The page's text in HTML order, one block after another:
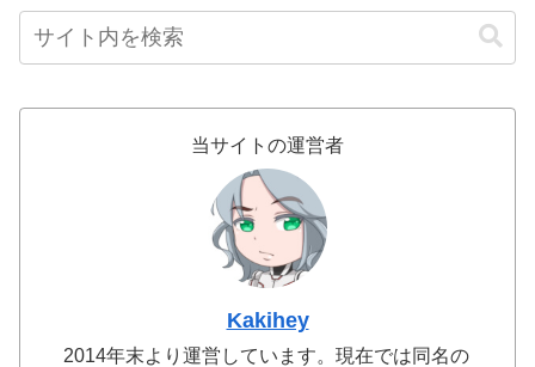
当サイトの運営者
Kakihey
2014年末より運営しています。現在では同名の